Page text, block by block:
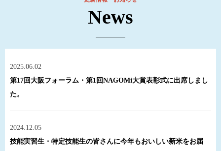
News
2025.06.02
第17回大阪フォーラム・第1回NAGOMi大賞表彰式に出席しまし
た。
2024.12.05
技能実習生・特定技能生の皆さんに今年もおいしい新米をお届